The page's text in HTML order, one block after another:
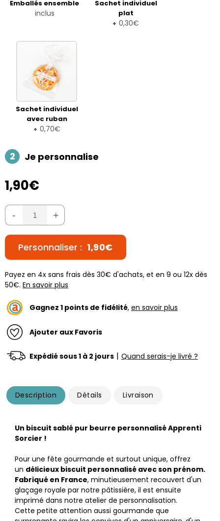
Emballés ensemble
inclus
Sachet individuel
plat
+ 0,30€
Sachet individuel
avec ruban
+ 0,70€
2 Je personnalise
1,90€
- +
Personnaliser : 1,90€
Payez en 4x sans frais dès 30€ d'achats, et en 9 ou 12x dès
50€. En savoir plus
Gagnez 1 points de fidélité, en savoir plus
Ajouter aux Favoris
Expédié sous 1 à 2 jours | Quand serais-je livré ?
Description Détails Livraison
Un biscuit sablé pur beurre personnalisé Apprenti
Sorcier !
Pour une fête gourmande et surtout unique, offrez
un délicieux biscuit personnalisé avec son prénom.
Fabriqué en France, minutieusement recouvert d'un
glaçage royale par notre pâtissière, il est ensuite
imprimé dans notre atelier de personnalisation.
Cette petite attention aussi gourmande que